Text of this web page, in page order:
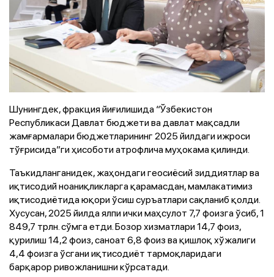
Шунингдек, фракция йиғилишида “Ўзбекистон
Республикаси Давлат бюджети ва давлат мақсадли
жамғармалари бюджетларининг 2025 йилдаги ижроси
тўғрисида”ги ҳисоботи атрофлича муҳокама қилинди.
Таъкидланганидек, жаҳондаги геосиёсий зиддиятлар ва
иқтисодий ноаниқликларга қарамасдан, мамлакатимиз
иқтисодиётида юқори ўсиш суръатлари сақланиб қолди.
Хусусан, 2025 йилда ялпи ички маҳсулот 7,7 фоизга ўсиб, 1
849,7 трлн. сўмга етди. Бозор хизматлари 14,7 фоиз,
қурилиш 14,2 фоиз, саноат 6,8 фоиз ва қишлоқ хўжалиги
4,4 фоизга ўсгани иқтисодиёт тармоқларидаги
барқарор ривожланишни кўрсатади.